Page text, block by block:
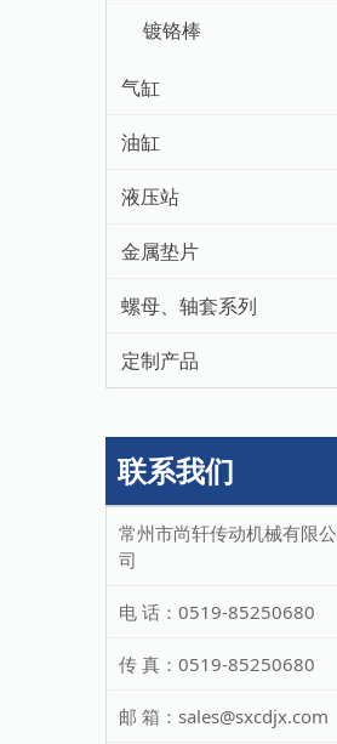
镀铬棒
气缸
油缸
液压站
金属垫片
螺母、轴套系列
定制产品
联系我们
常州市尚轩传动机械有限公
司
电 话： 0519-85250680
传 真： 0519-85250680
邮 箱： sales@sxcdjx.com